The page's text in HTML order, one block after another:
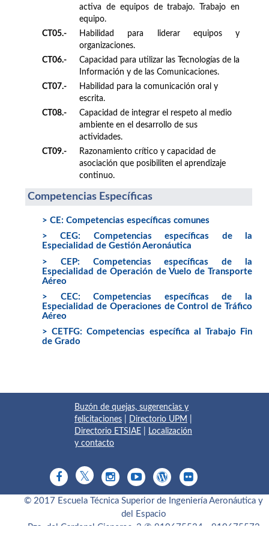
activa de equipos de trabajo. Trabajo en
equipo.
CT05.-
Habilidad para liderar equipos y
organizaciones.
CT06.-
Capacidad para utilizar las Tecnologías de la
Información y de las Comunicaciones.
CT07.-
Habilidad para la comunicación oral y
escrita.
CT08.-
Capacidad de integrar el respeto al medio
ambiente en el desarrollo de sus
actividades.
CT09.-
Razonamiento crítico y capacidad de
asociación que posibiliten el aprendizaje
continuo.
Competencias Específicas
> CE: Competencias específicas comunes
> CEG: Competencias específicas de la
Especialidad de Gestión Aeronáutica
> CEP: Competencias específicas de la
Especialidad de Operación de Vuelo de Transporte
Aéreo
> CEC: Competencias específicas de la
Especialidad de Operaciones de Control de Tráfico
Aéreo
> CETFG: Competencias específica al Trabajo Fin
de Grado
Buzón de quejas, sugerencias y
felicitaciones
Directorio UPM
Directorio ETSIAE
Localización
y contacto
© 2017 Escuela Técnica Superior de Ingeniería Aeronáutica y
del Espacio
Pza. del Cardenal Cisneros, 3 ✆ 910675534 - 910675572